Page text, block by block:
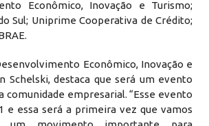
Econômico, Inovação e Turismo;
Sul; Uniprime Cooperativa de Crédito;
Econômico, Inovação e
Schelski, destaca que será um evento
comunidade empresarial. “Esse evento
e essa será a primeira vez que vamos